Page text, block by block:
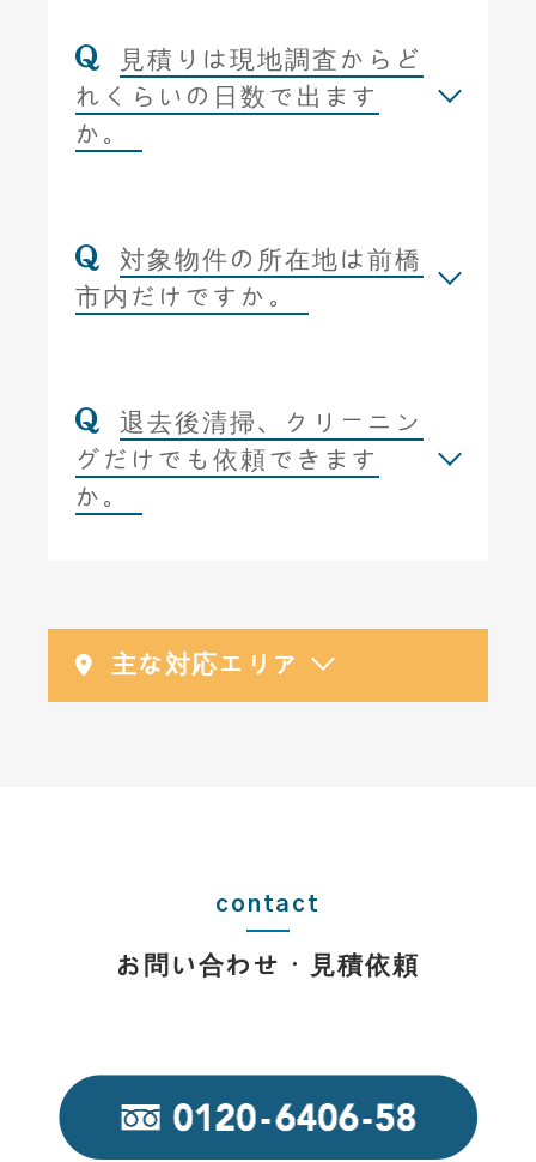
見積りは現地調査からど
れくらいの日数で出ます
か。
対象物件の所在地は前橋
市内だけですか。
退去後清掃、クリーニン
グだけでも依頼できます
か。
主な対応エリア
contact
お問い合わせ・見積依頼